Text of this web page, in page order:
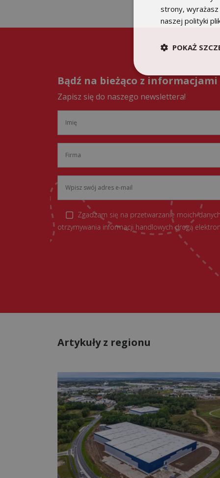
Bądź na bieżąco z
Zapisz się do naszego newslettera!
Zgadzam się na przetwarzanie moich
otrzymywania informacji handlowych drogą
Artykuły z regionu
strony, wyrażasz
naszej polityki
POKAŻ